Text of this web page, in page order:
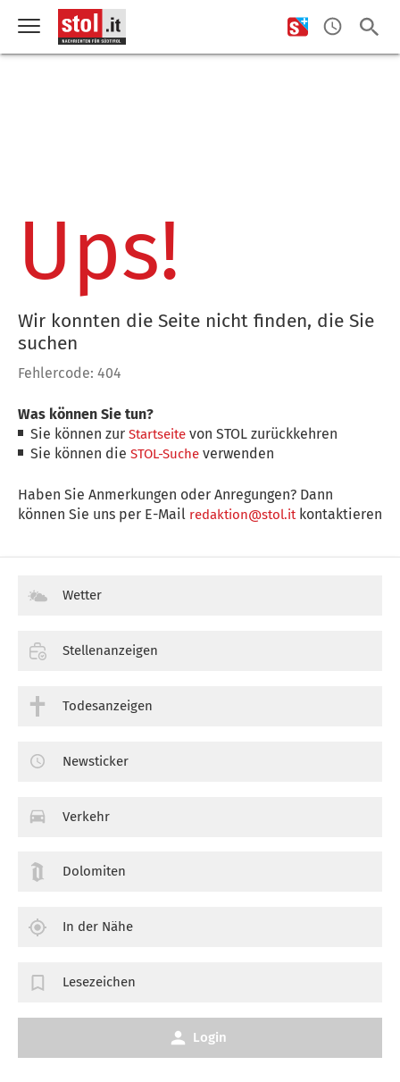
Ups!
Wir konnten die Seite nicht finden, die Sie
suchen
Fehlercode: 404
Was können Sie tun?
Sie können zurStartseite von STOL zurückkehren
Sie können dieSTOL-Suche verwenden
Haben Sie Anmerkungen oder Anregungen? Dann
können Sie uns per E-Mail redaktion@stol.itkontaktieren
Wetter
Stellenanzeigen
Todesanzeigen
Newsticker
Verkehr
Dolomiten
In der Nähe
Lesezeichen
Login